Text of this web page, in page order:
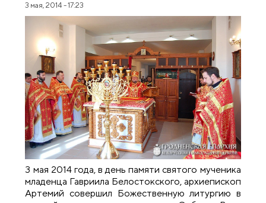
3 мая, 2014 - 17:23
3 мая 2014 года, в день памяти святого мученика
младенца Гавриила Белостокского, архиепископ
Артемий совершил Божественную литургию в